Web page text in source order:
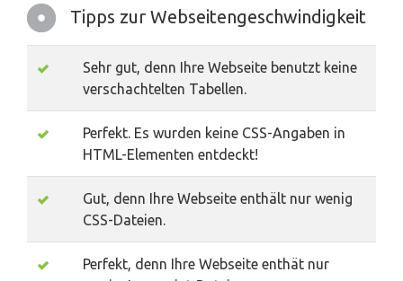
Tipps zur Webseitengeschwindigkeit
Sehr gut, denn Ihre Webseite benutzt keine
verschachtelten Tabellen.
Perfekt. Es wurden keine CSS-Angaben in
HTML-Elementen entdeckt!
Gut, denn Ihre Webseite enthält nur wenig
CSS-Dateien.
Perfekt, denn Ihre Webseite enthät nur